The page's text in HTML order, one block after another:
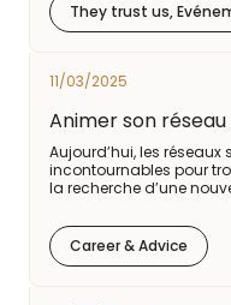
They trust us,
11/03/2025
Animer son
Aujourd’hui, les
incontournables pour
la recherche d’une
Career & Advice